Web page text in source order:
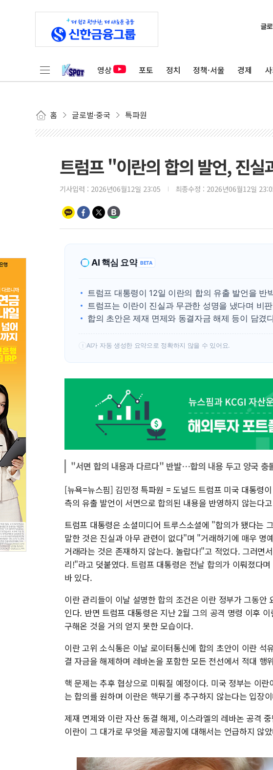
영상 포토 정치 정책·서울 경제
홈 글로벌·중국 특파원
트럼프 "이란의 합의 발언, 진
기사입력 : 2026년06월12일 23:05 최종수정 : 2026년06월12일
AI 핵심 요약 BETA
트럼프 대통령이 12일 이란의 합의 유출 발언을 반
트럼프는 이란이 진실과 무관한 성명을 냈다며 비
합의 초안은 제재 면제와 동결자금 해제 등이 담겼
! AI가 자동 생성한 요약으로 정확하지 않을 수 있어요.
"서면 합의 내용과 다르다" 반발…합의 내용 두고 양국 충
[뉴욕=뉴스핌] 김민정 특파원 = 도널드 트럼프 미국 대통령
측의 유출 발언이 서면으로 합의된 내용을 반영하지 않는다
트럼프 대통령은 소셜미디어 트루스소셜에 "합의가 됐다는
말한 것은 진실과 아무 관련이 없다"며 "거래하기에 매우 명
거래라는 것은 존재하지 않는다. 놀랍다!"고 적었다. 그러면
리!"라고 덧붙였다. 트럼프 대통령은 전날 합의가 이뤄졌다
바 있다.
이란 관리들이 이날 설명한 합의 조건은 이란 정부가 그동안
인다. 반면 트럼프 대통령은 지난 2월 그의 공격 명령 이후
구해온 것을 거의 얻지 못한 모습이다.
이란 고위 소식통은 이날 로이터통신에 합의 초안이 이란 석
결 자금을 해제하며 레바논을 포함한 모든 전선에서 적대 행
핵 문제는 추후 협상으로 미뤄질 예정이다. 미국 정부는 이
는 합의를 원하며 이란은 핵무기를 추구하지 않는다는 입장
제재 면제와 이란 자산 동결 해제, 이스라엘의 레바논 공격
이란이 그 대가로 무엇을 제공할지에 대해서는 언급하지 않